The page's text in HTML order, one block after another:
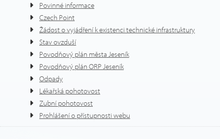
Povinné informace
Czech Point
Žádost o vyjádření k existenci technické infrastruktury
Stav ovzduší
Povodňový plán města Jeseník
Povodňový plán ORP Jeseník
Odpady
Lékařská pohotovost
Zubní pohotovost
Prohlášení o přístupnosti webu